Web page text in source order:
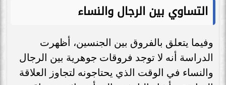
التساوي بين الرجال والنساء
وفيما يتعلق بالفروق بين الجنسين، أظهرت
الدراسة أنه لا توجد فروقات جوهرية بين الرجال
والنساء في الوقت الذي يحتاجونه لتجاوز العلاقة